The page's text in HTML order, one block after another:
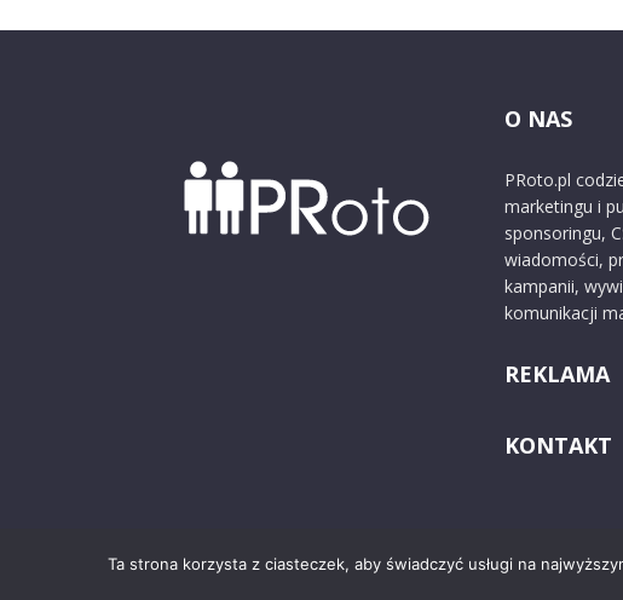
O NAS
PRoto.pl
marketingu i
sponsoringu,
wiadomości,
kampanii,
komunikacji
REKLAMA
KONTAKT
© 2024 PRoto.pl
Ta strona korzysta z ciasteczek, aby świadczyć usługi na